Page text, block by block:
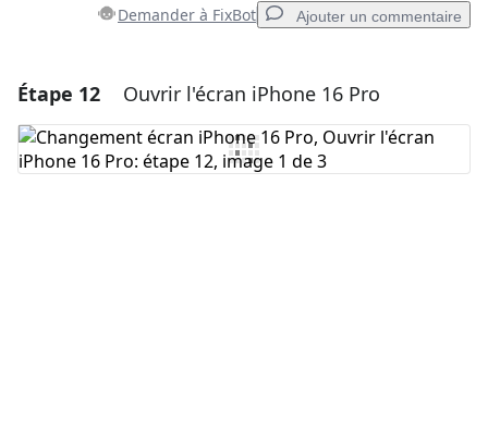
Demander à FixBot Ajouter un commentaire
Ajouter un commentaire
Ajouter un commentaire
Étape 12 Ouvrir l'écran iPhone 16 Pro